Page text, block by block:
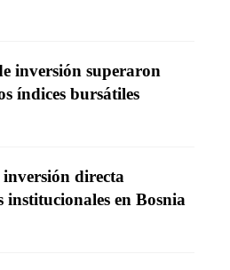
inversión superaron
índices bursátiles
directa
institucionales en Bosnia